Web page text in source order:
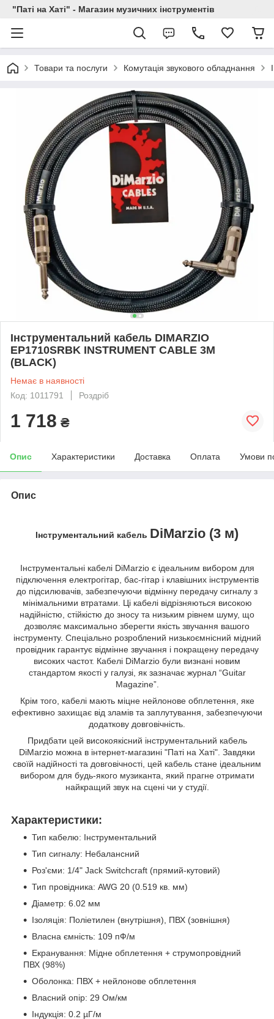
"Паті на Хаті" - Магазин музичних інструментів
Товари та послуги Комутація звукового обладнання
Інструментальний кабель DIMARZIO
EP1710SRBK INSTRUMENT CABLE 3M
(BLACK)
Немає в наявності
Код: 1011791
Роздріб
1 718 ₴
Опис Характеристики Доставка Оплата Умови
Опис
Інструментальний кабель DiMarzio (3 м)
Інструментальні кабелі DiMarzio є ідеальним вибором для
підключення електрогітар, бас-гітар і клавішних інструментів
до підсилювачів, забезпечуючи відмінну передачу сигналу з
мінімальними втратами. Ці кабелі відрізняються високою
надійністю, стійкістю до зносу та низьким рівнем шуму, що
дозволяє максимально зберегти якість звучання вашого
інструменту. Спеціально розроблений низькоємнісний мідний
провідник гарантує відмінне звучання і покращену передачу
високих частот. Кабелі DiMarzio були визнані новим
стандартом якості у галузі, як зазначає журнал “Guitar
Magazine”.
Крім того, кабелі мають міцне нейлонове обплетення, яке
ефективно захищає від зламів та заплутування, забезпечуючи
додаткову довговічність.
Придбати цей високоякісний інструментальний кабель
DiMarzio можна в інтернет-магазині "Паті на Хаті". Завдяки
своїй надійності та довговічності, цей кабель стане ідеальним
вибором для будь-якого музиканта, який прагне отримати
найкращий звук на сцені чи у студії.
Характеристики:
Тип кабелю: Інструментальний
Тип сигналу: Небалансний
Роз'єми: 1/4" Jack Switchcraft (прямий-кутовий)
Тип провідника: AWG 20 (0.519 кв. мм)
Діаметр: 6.02 мм
Ізоляція: Поліетилен (внутрішня), ПВХ (зовнішня)
Власна ємність: 109 пФ/м
Екранування: Мідне обплетення + струмопровідний
ПВХ (98%)
Оболонка: ПВХ + нейлонове обплетення
Власний опір: 29 Ом/км
Індукція: 0.2 µГ/м